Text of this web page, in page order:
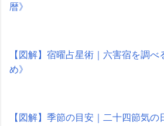
暦》
【図解】宿曜占星術｜六害宿を調べ
め》
【図解】季節の目安｜二十四節気の